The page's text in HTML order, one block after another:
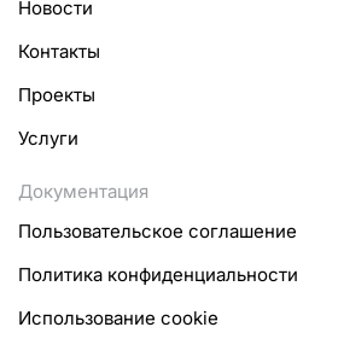
Новости
Контакты
Проекты
Услуги
Документация
Пользовательское соглашение
Политика конфиденциальности
Использование cookie